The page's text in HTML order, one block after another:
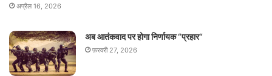
अप्रैल 16, 2026
अब आतंकवाद पर होगा निर्णायक “प्रहार“
फ़रवरी 27, 2026